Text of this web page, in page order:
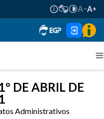
DE ABRIL DE
Administrativos